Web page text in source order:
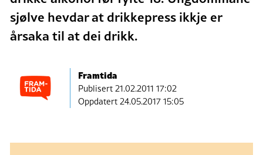
sjølve hevdar at drikkepress ikkje er
årsaka til at dei drikk.
Framtida
Publisert21.02.2011 17:02
Oppdatert 24.05.2017 15:05